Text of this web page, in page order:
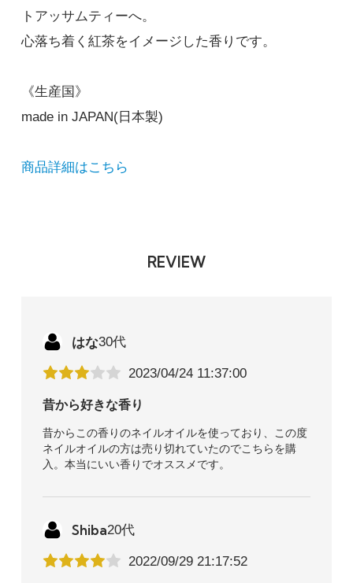
トアッサムティーへ。
心落ち着く紅茶をイメージした香りです。
《生産国》
made in JAPAN(日本製)
商品詳細はこちら
REVIEW
はな30代
2023/04/24 11:37:00
昔から好きな香り
昔からこの香りのネイルオイルを使っており、この度
ネイルオイルの方は売り切れていたのでこちらを購
入。本当にいい香りでオススメです。
Shiba20代
2022/09/29 21:17:52